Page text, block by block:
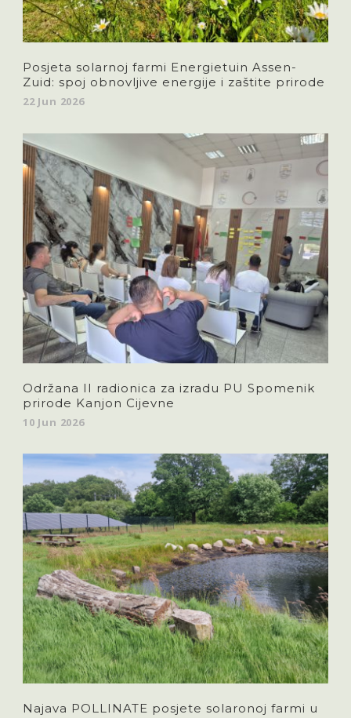
Posjeta solarnoj farmi Energietuin Assen-
Zuid: spoj obnovljive energije i zaštite prirode
22 Jun 2026
Održana II radionica za izradu PU Spomenik
prirode Kanjon Cijevne
10 Jun 2026
Najava POLLINATE posjete solaronoj farmi u